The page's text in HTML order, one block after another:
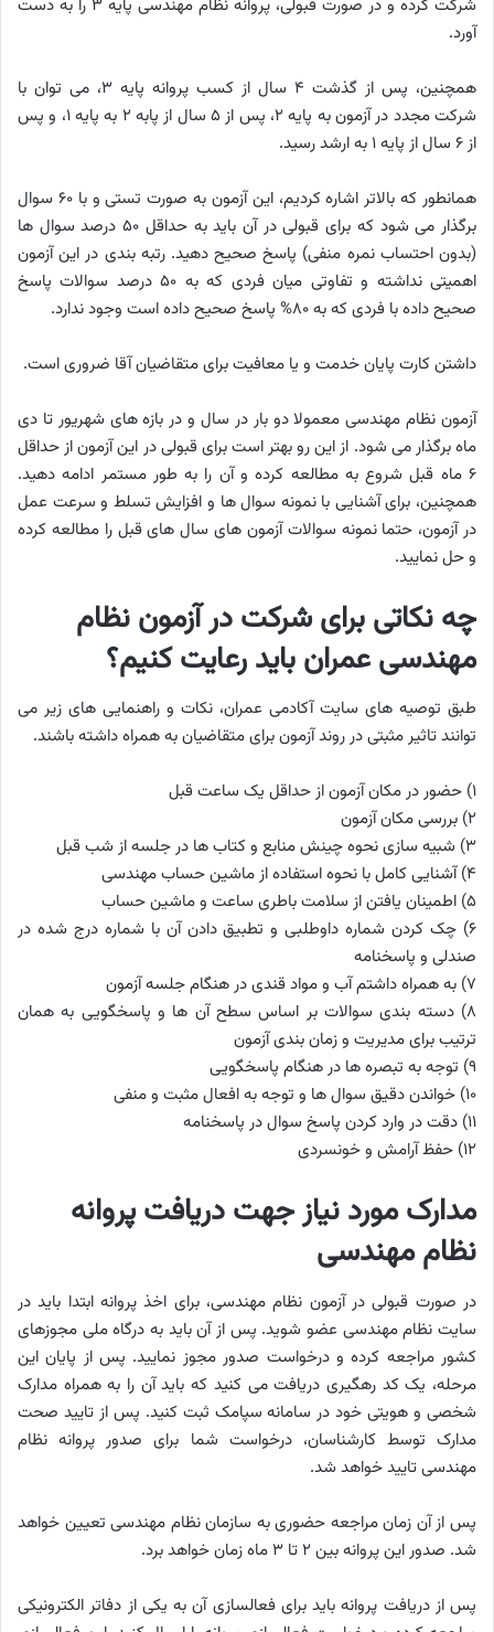
شرکت کرده و در صورت قبولی، پروانه نظام مهندسی پایه ۳ را به دست
آورد.
همچنین، پس از گذشت ۴ سال از کسب پروانه پایه ۳، می توان با
شرکت مجدد در آزمون به پایه ۲، پس از ۵ سال از پابه ۲ به پایه ۱، و پس
از ۶ سال از پایه ۱ به ارشد رسید.
همانطور که بالاتر اشاره کردیم، این آزمون به صورت تستی و با ۶۰ سوال
برگذار می شود که برای قبولی در آن باید به حداقل ۵۰ درصد سوال ها
(بدون احتساب نمره منفی) پاسخ صحیح دهید. رتبه بندی در این آزمون
اهمیتی نداشته و تفاوتی میان فردی که به ۵۰ درصد سوالات پاسخ
صحیح داده با فردی که به ۸۰% پاسخ صحیح داده است وجود ندارد.
داشتن کارت پایان خدمت و یا معافیت برای متقاضیان آقا ضروری است.
آزمون نظام مهندسی معمولا دو بار در سال و در بازه های شهریور تا دی
ماه برگذار می شود. از این رو بهتر است برای قبولی در این آزمون از حداقل
۶ ماه قبل شروع به مطالعه کرده و آن را به طور مستمر ادامه دهید.
همچنین، برای آشنایی با نمونه سوال ها و افزایش تسلط و سرعت عمل
در آزمون، حتما نمونه سوالات آزمون های سال های قبل را مطالعه کرده
و حل نمایید.
چه نکاتی برای شرکت در آزمون نظام
مهندسی عمران باید رعایت کنیم؟
طبق توصیه های سایت آکادمی عمران، نکات و راهنمایی های زیر می
توانند تاثیر مثبتی در روند آزمون برای متقاضیان به همراه داشته باشند.
۱) حضور در مکان آزمون از حداقل یک ساعت قبل
۲) بررسی مکان آزمون
۳) شبیه سازی نحوه چینش منابع و کتاب ها در جلسه از شب قبل
۴) آشنایی کامل با نحوه استفاده از ماشین حساب مهندسی
۵) اطمینان یافتن از سلامت باطری ساعت و ماشین حساب
۶) چک کردن شماره داوطلبی و تطبیق دادن آن با شماره درج شده در
صندلی و پاسخنامه
۷) به همراه داشتم آب و مواد قندی در هنگام جلسه آزمون
۸) دسته بندی سوالات بر اساس سطح آن ها و پاسخگویی به همان
ترتیب برای مدیریت و زمان بندی آزمون
۹) توجه به تبصره ها در هنگام پاسخگویی
۱۰) خواندن دقیق سوال ها و توجه به افعال مثبت و منفی
۱۱) دقت در وارد کردن پاسخ سوال در پاسخنامه
۱۲) حفظ آرامش و خونسردی
مدارک مورد نیاز جهت دریافت پروانه
نظام مهندسی
در صورت قبولی در آزمون نظام مهندسی، برای اخذ پروانه ابتدا باید در
سایت نظام مهندسی عضو شوید. پس از آن باید به درگاه ملی مجوزهای
کشور مراجعه کرده و درخواست صدور مجوز نمایید. پس از پایان این
مرحله، یک کد رهگیری دریافت می کنید که باید آن را به همراه مدارک
شخصی و هویتی خود در سامانه سپامک ثبت کنید. پس از تایید صحت
مدارک توسط کارشناسان، درخواست شما برای صدور پروانه نظام
مهندسی تایید خواهد شد.
پس از آن زمان مراجعه حضوری به سازمان نظام مهندسی تعیین خواهد
شد. صدور این پروانه بین ۲ تا ۳ ماه زمان خواهد برد.
پس از دریافت پروانه باید برای فعالسازی آن به یکی از دفاتر الکترونیکی